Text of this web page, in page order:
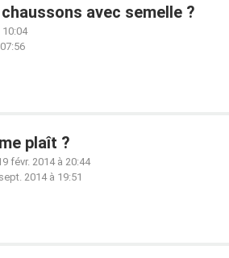
avec semelle ?
10:04
plaît ?
févr. 2014 à 20:44
2014 à 19:51